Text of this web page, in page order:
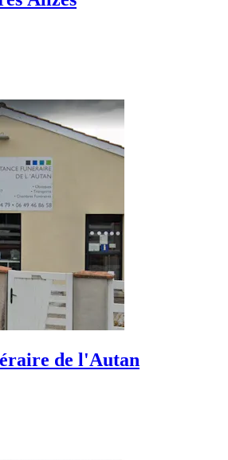
de l'Autan